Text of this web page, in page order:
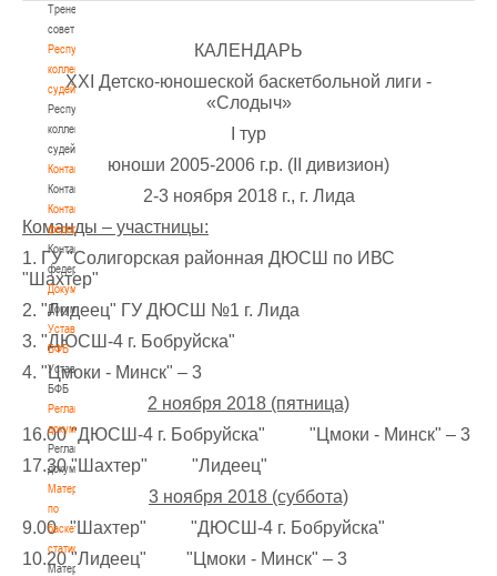
Тренерский
совет
Республиканская
коллегия
судей
Республиканская
коллегия
судей
Контакты
Контакты
Контакты
федерации
Контакты
федерации
Документы
Документы
Устав
БФБ
Устав
БФБ
Регламентирующие
документы
Регламентирующие
документы
Материалы
по
баскетбольной
статистике
Материалы
КАЛЕНДАРЬ
ХXI Детско-юношеской баскетбольной лиги -
«Слодыч»
I тур
юноши 2005-2006 г.р. (II дивизион)
2-3 ноября 2018 г., г. Лида
Команды – участницы:
1. ГУ "Солигорская районная ДЮСШ по ИВС
"Шахтер"
2. "Лидеец" ГУ ДЮСШ №1 г. Лида
3. "ДЮСШ-4 г. Бобруйска"
4. "Цмоки - Минск" – 3
2 ноября 2018 (пятница)
16.00 "ДЮСШ-4 г. Бобруйска" "Цмоки - Минск" – 3
17.30 "Шахтер" "Лидеец"
3 ноября 2018 (суббота)
9.00 "Шахтер" "ДЮСШ-4 г. Бобруйска"
10.20 "Лидеец" "Цмоки - Минск" – 3